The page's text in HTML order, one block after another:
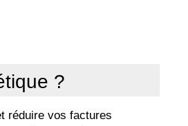
?
réduire vos factures